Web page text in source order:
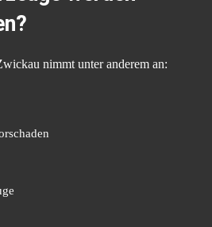
nimmt unter anderem an: